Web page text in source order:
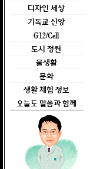
디자인 세상
기독교 신앙
G12/Cell
도시 정원
물생활
문화
생활 체험 정보
오늘도 말씀과 함께